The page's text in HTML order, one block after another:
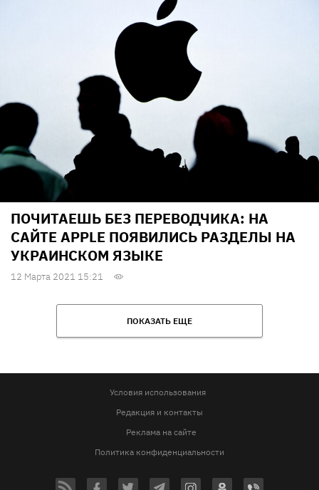
ПОЧИТАЕШЬ БЕЗ ПЕРЕВОДЧИКА: НА
САЙТЕ APPLE ПОЯВИЛИСЬ РАЗДЕЛЫ НА
УКРАИНСКОМ ЯЗЫКЕ
12 Марта 2021 15:21
ПОКАЗАТЬ ЕЩЕ
Условия использования
Редакция и контакты
Реклама на сайте
Политика конфиденциальности